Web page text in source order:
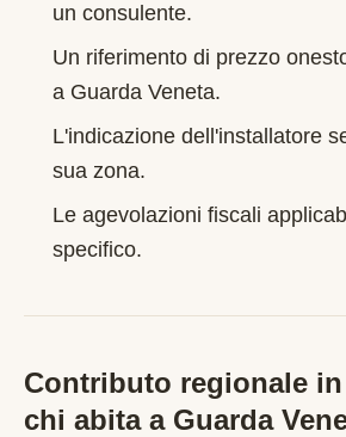
un consulente.
Un riferimento di prezzo
a Guarda Veneta.
L'indicazione dell'installatore
sua zona.
Le agevolazioni fiscali
specifico.
Contributo regionale in
chi abita a Guarda